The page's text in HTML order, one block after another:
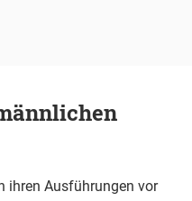
ihren Ausführungen vor